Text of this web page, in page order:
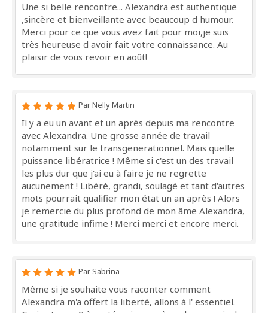
Une si belle rencontre... Alexandra est authentique
,sincère et bienveillante avec beaucoup d humour.
Merci pour ce que vous avez fait pour moi,je suis
très heureuse d avoir fait votre connaissance. Au
plaisir de vous revoir en août!
Par Nelly Martin
Il y a eu un avant et un après depuis ma rencontre
avec Alexandra. Une grosse année de travail
notamment sur le transgenerationnel. Mais quelle
puissance libératrice ! Même si c'est un des travail
les plus dur que j'ai eu à faire je ne regrette
aucunement ! Libéré, grandi, soulagé et tant d'autres
mots pourrait qualifier mon état un an après ! Alors
je remercie du plus profond de mon âme Alexandra,
une gratitude infime ! Merci merci et encore merci.
Par Sabrina
Même si je souhaite vous raconter comment
Alexandra m'a offert la liberté, allons à l' essentiel.